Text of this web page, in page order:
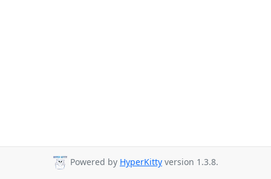
Powered by HyperKitty version 1.3.8.